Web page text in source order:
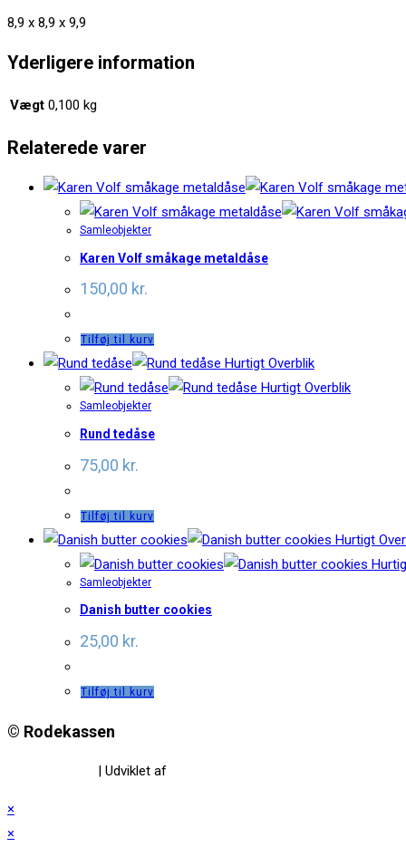
8,9 x 8,9 x 9,9
Yderligere information
Vægt 0,100 kg
Relaterede varer
Samleobjekter
Karen Volf småkage metaldåse
150,00 kr.
Tilføj til kurv
Hurtigt Overblik
Hurtigt Overblik
Samleobjekter
Rund tedåse
75,00 kr.
Tilføj til kurv
Hurtigt
Samleobjekter
Danish butter cookies
25,00 kr.
Tilføj til kurv
© Rodekassen
| Udviklet af
×
×